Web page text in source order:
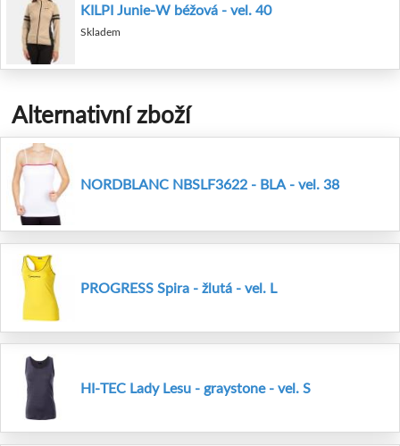
KILPI Junie-W béžová - vel. 40
Skladem
Alternativní zboží
NORDBLANC NBSLF3622 - BLA - vel. 38
PROGRESS Spira - žlutá - vel. L
HI-TEC Lady Lesu - graystone - vel. S